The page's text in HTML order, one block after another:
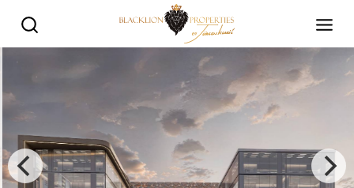
PROYECTO COMERCIAL EN PUNTA CANA - Black Lion